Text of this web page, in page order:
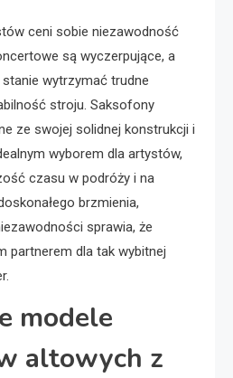
ceni sobie niezawodność
są wyczerpujące, a
wytrzymać trudne
stroju. Saksofony
ze swojej solidnej konstrukcji i
wyborem dla artystów,
czasu w podróży i na
brzmienia,
sprawia, że
partnerem dla tak wybitnej
modele
altowych z